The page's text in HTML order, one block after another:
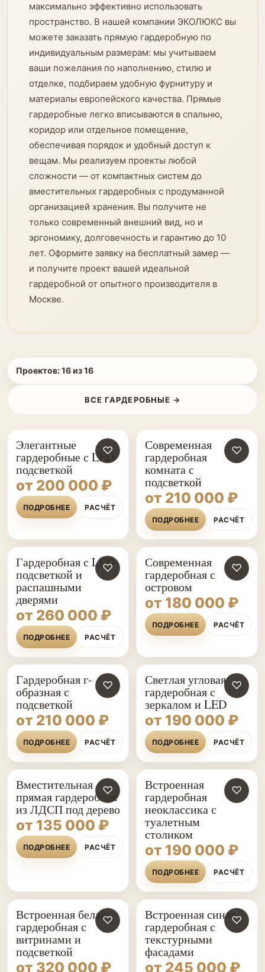
максимально эффективно использовать
пространство. В нашей компании ЭКОЛЮКС вы
можете заказать прямую гардеробную по
индивидуальным размерам: мы учитываем
ваши пожелания по наполнению, стилю и
отделке, подбираем удобную фурнитуру и
материалы европейского качества. Прямые
гардеробные легко вписываются в спальню,
коридор или отдельное помещение,
обеспечивая порядок и удобный доступ к
вещам. Мы реализуем проекты любой
сложности — от компактных систем до
вместительных гардеробных с продуманной
организацией хранения. Вы получите не
только современный внешний вид, но и
эргономику, долговечность и гарантию до 10
лет. Оформите заявку на бесплатный замер —
и получите проект вашей идеальной
гардеробной от опытного производителя в
Москве.
Проектов:16из16
ВСЕ ГАРДЕРОБНЫЕ →
♡
Элегантные
гардеробные с LED
подсветкой
от 200 000 ₽
ПОДРОБНЕЕ РАСЧЁТ
♡
Современная
гардеробная
комната с
подсветкой
от 210 000 ₽
ПОДРОБНЕЕ РАСЧЁТ
♡
Гардеробная с LED-
подсветкой и
распашными
дверями
от 260 000 ₽
ПОДРОБНЕЕ РАСЧЁТ
♡
Современная
гардеробная с
островом
от 180 000 ₽
ПОДРОБНЕЕ РАСЧЁТ
♡
Гардеробная г-
образная с
подсветкой
от 210 000 ₽
ПОДРОБНЕЕ РАСЧЁТ
♡
Светлая угловая
гардеробная с
зеркалом и LED
от 190 000 ₽
ПОДРОБНЕЕ РАСЧЁТ
♡
Вместительная
прямая гардеробная
из ЛДСП под дерево
от 135 000 ₽
ПОДРОБНЕЕ РАСЧЁТ
♡
Встроенная
гардеробная
неоклассика с
туалетным
столиком
от 190 000 ₽
ПОДРОБНЕЕ РАСЧЁТ
♡
Встроенная белая
гардеробная с
витринами и
подсветкой
от 320 000 ₽
♡
Встроенная синяя
гардеробная с
текстурными
фасадами
от 245 000 ₽